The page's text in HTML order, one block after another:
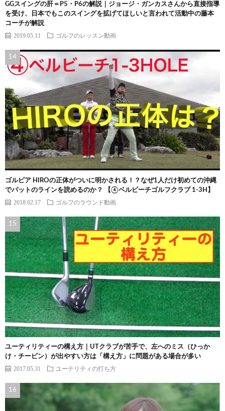
GGスイングの肝＝P5・P6の解説｜ジョージ・ガンカスさんから直接指導
を受け、日本でもこのスイングを拡げてほしいと言われて活動中の藤本
コーチが解説
2019.05.11 ゴルフのレッスン動画
ゴルピア HIROの正体がついに明かされる！？なぜ1人だけ初めての沖縄
でパットのラインを読めるのか？ 【④ベルビーチゴルフクラブ 1-3H】
2018.02.17 ゴルフのラウンド動画
ユーティリティーの構え方｜UTクラブが苦手で、左へのミス（ひっか
け・チーピン）が出やすい方は「構え方」に問題がある場合が多い
2017.05.31 ユーテリティの打ち方